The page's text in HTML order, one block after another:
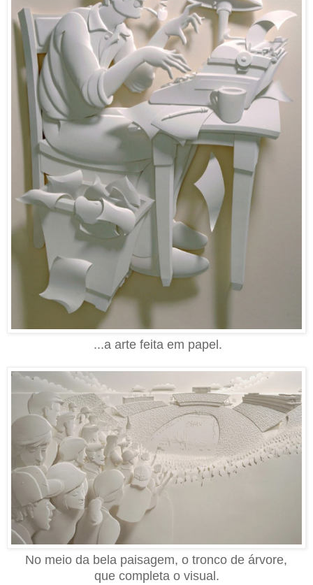
...a arte feita em papel.
No meio da bela paisagem, o tronco de árvore,
que completa o visual.